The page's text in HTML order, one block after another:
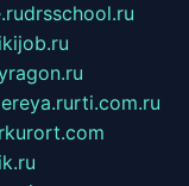
drsschool.ru
rti.com.ru